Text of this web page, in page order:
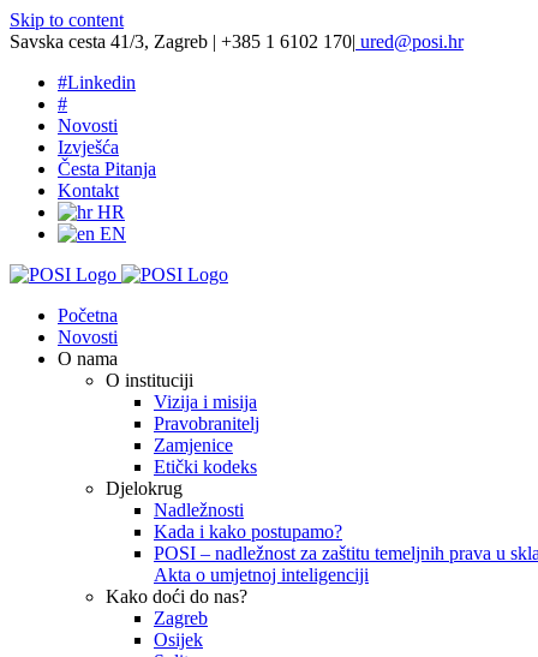
Skip to content
Savska cesta 41/3, Zagreb | +385 1 6102 170| ured@posi.hr
#Linkedin
#
Novosti
Izvješća
Česta Pitanja
Kontakt
HR
EN
Početna
Novosti
O nama
O instituciji
Vizija i misija
Pravobranitelj
Zamjenice
Etički kodeks
Djelokrug
Nadležnosti
Kada i kako postupamo?
POSI – nadležnost za zaštitu temeljnih prava u
Akta o umjetnoj inteligenciji
Kako doći do nas?
Zagreb
Osijek